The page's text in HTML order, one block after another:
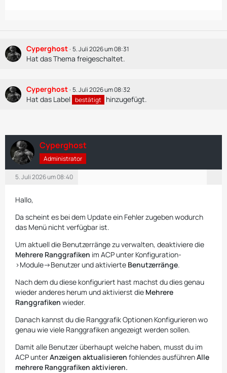
Cyperghost 5. Juli 2026 um 08:31
Hat das Thema freigeschaltet.
Cyperghost 5. Juli 2026 um 08:32
Hat das Label bestätigt hinzugefügt.
Cyperghost
Administrator
5. Juli 2026 um 08:40
Hallo,
Da scheint es bei dem Update ein Fehler zugeben wodurch
das Menü nicht verfügbar ist.
Um aktuell die Benutzerränge zu verwalten, deaktiviere die
Mehrere Ranggrafiken im ACP unter Konfiguration-
>Module->Benutzer und aktivierte Benutzerränge.
Nach dem du diese konfiguriert hast machst du dies genau
wieder anderes herum und aktivierst die Mehrere
Ranggrafiken wieder.
Danach kannst du die Ranggrafik Optionen Konfigurieren wo
genau wie viele Ranggrafiken angezeigt werden sollen.
Damit alle Benutzer überhaupt welche haben, musst du im
ACP unterAnzeigen aktualisieren fohlendes ausführenAlle
mehrere Ranggrafiken aktivieren.